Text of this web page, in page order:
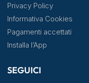
Privacy Policy
Informativa Cookies
Pagamenti accettati
Installa l’App
SEGUICI